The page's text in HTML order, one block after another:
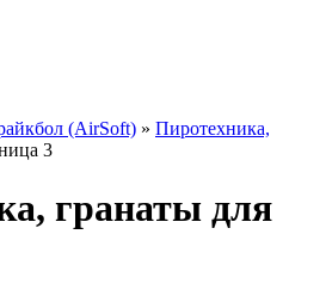
(AirSoft) » Пиротехника,
3
гранаты для